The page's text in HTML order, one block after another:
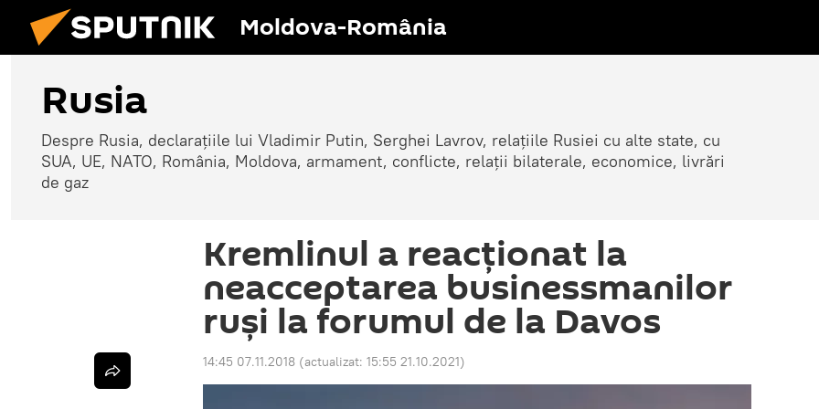
Moldova-România
Rusia
Despre Rusia, declarațiile lui Vladimir Putin, Serghei Lavrov, relațiile Rusiei cu alte state, cu
SUA, UE, NATO, România, Moldova, armament, conflicte, relații bilaterale, economice, livrări
de gaz
Kremlinul a reacționat la
neacceptarea businessmanilor
ruși la forumul de la Davos
14:45 07.11.2018 (actualizat: 15:55 21.10.2021)